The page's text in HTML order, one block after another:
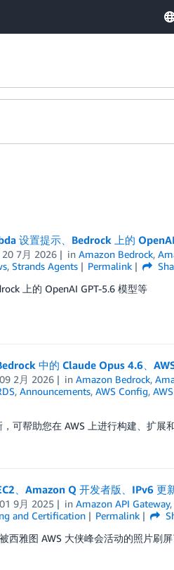
设置提示、Bedrock 上的
20 7月 2026 inAmazon Bedrock,
, Strands Agents Permalink
上的 OpenAI GPT-5.6 模型等
中的 Claude Opus 4.6、
09 2月 2026 inAmazon Bedrock,
, Announcements, AWS Config,
可帮助您在 AWS 上进行构建、扩展和
、Amazon Q 开发者版、IPv6 更
01 9月 2025 inAmazon API Gateway
and Certification Permalink
西雅图 AWS 大侠峰会活动的照片刷